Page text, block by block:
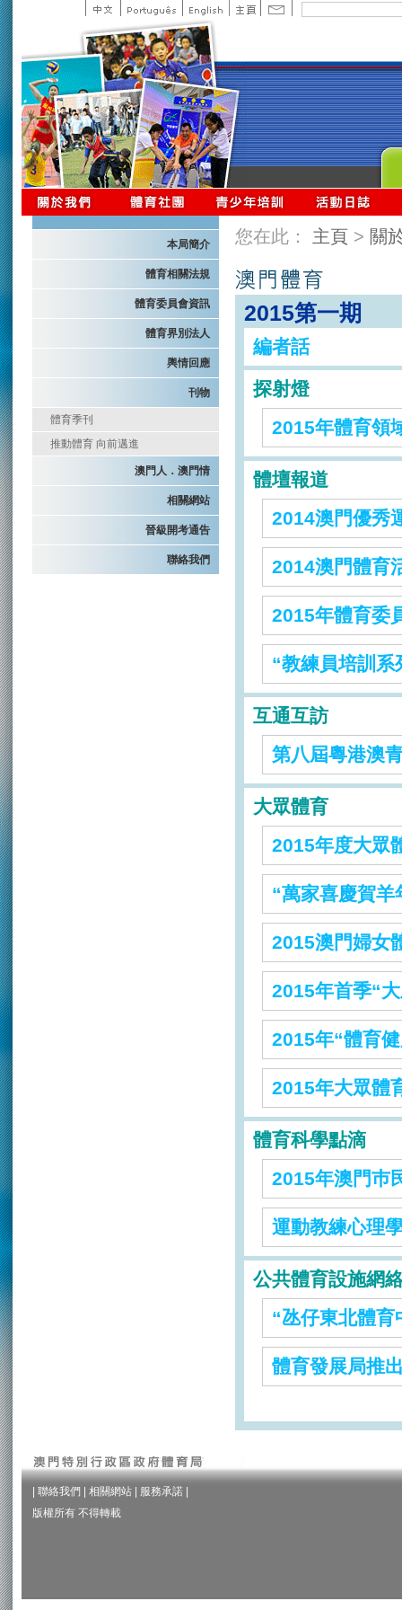
本局簡介
體育相關法規
體育委員會資訊
體育界別法人
輿情回應
刊物
體育季刊
推動體育 向前邁進
澳門人．澳門情
相關網站
晉級開考通告
聯絡我們
您在此： 主頁 > 關
2015第一期
編者話
探射燈
2015年體育領
體壇報道
2014澳門優秀
2014澳門體育
2015年體育委
“教練員培訓系
互通互訪
第八屆粵港澳
大眾體育
2015年度大眾
“萬家喜慶賀羊
2015澳門婦女
2015年首季“
2015年“體育
2015年大眾體
體育科學點滴
2015年澳門巿
運動教練心理
公共體育設施網
“氹仔東北體育
體育發展局推
聯絡我們 相關網站 服務承諾
版權所有 不得轉載